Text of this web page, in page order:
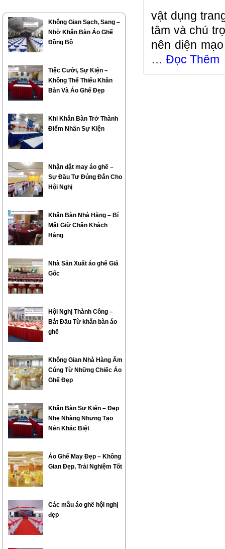
vật dụng
tâm và chú
nên diện
… Đọc Thêm
Không Gian Sạch, Sang –
Nhờ Khăn Bàn Áo Ghế
Đồng Bộ
Tiệc Cưới, Sự Kiện –
Không Thể Thiếu Khăn
Bàn Và Áo Ghế Đẹp
Khi Khăn Bàn Trở Thành
Điểm Nhấn Sự Kiện
Nhận đặt may áo ghế –
Sự Đầu Tư Đúng Đắn Cho
Hội Nghị
Khăn Bàn Nhà Hàng – Bí
Mật Giữ Chân Khách
Hàng
Nhà Sản Xuất áo ghế Giá
Gốc
Hội Nghị Thành Công –
Bắt Đầu Từ khăn bàn áo
ghế
Không Gian Nhà Hàng Ấm
Cúng Từ Những Chiếc Áo
Ghế Đẹp
Khăn Bàn Sự Kiện – Đẹp
Nhẹ Nhàng Nhưng Tạo
Nên Khác Biệt
Áo Ghế May Đẹp – Không
Gian Đẹp, Trải Nghiệm Tốt
Các mẫu áo ghế hội nghị
đẹp